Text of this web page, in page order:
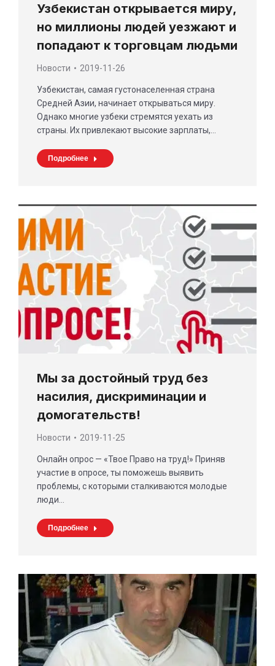
Узбекистан открывается миру,
но миллионы людей уезжают и
попадают к торговцам людьми
Новости 2019-11-26
Узбекистан, самая густонаселенная страна
Средней Азии, начинает открываться миру.
Однако многие узбеки стремятся уехать из
страны. Их привлекают высокие зарплаты,…
Подробнее
Мы за достойный труд без
насилия, дискриминации и
домогательств!
Новости 2019-11-25
Онлайн опрос — «Твое Право на труд!» Приняв
участие в опросе, ты поможешь выявить
проблемы, с которыми сталкиваются молодые
люди…
Подробнее